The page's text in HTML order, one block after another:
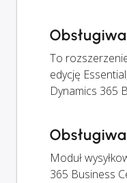
To
edycję
Dynamics 365
Moduł
365 Business